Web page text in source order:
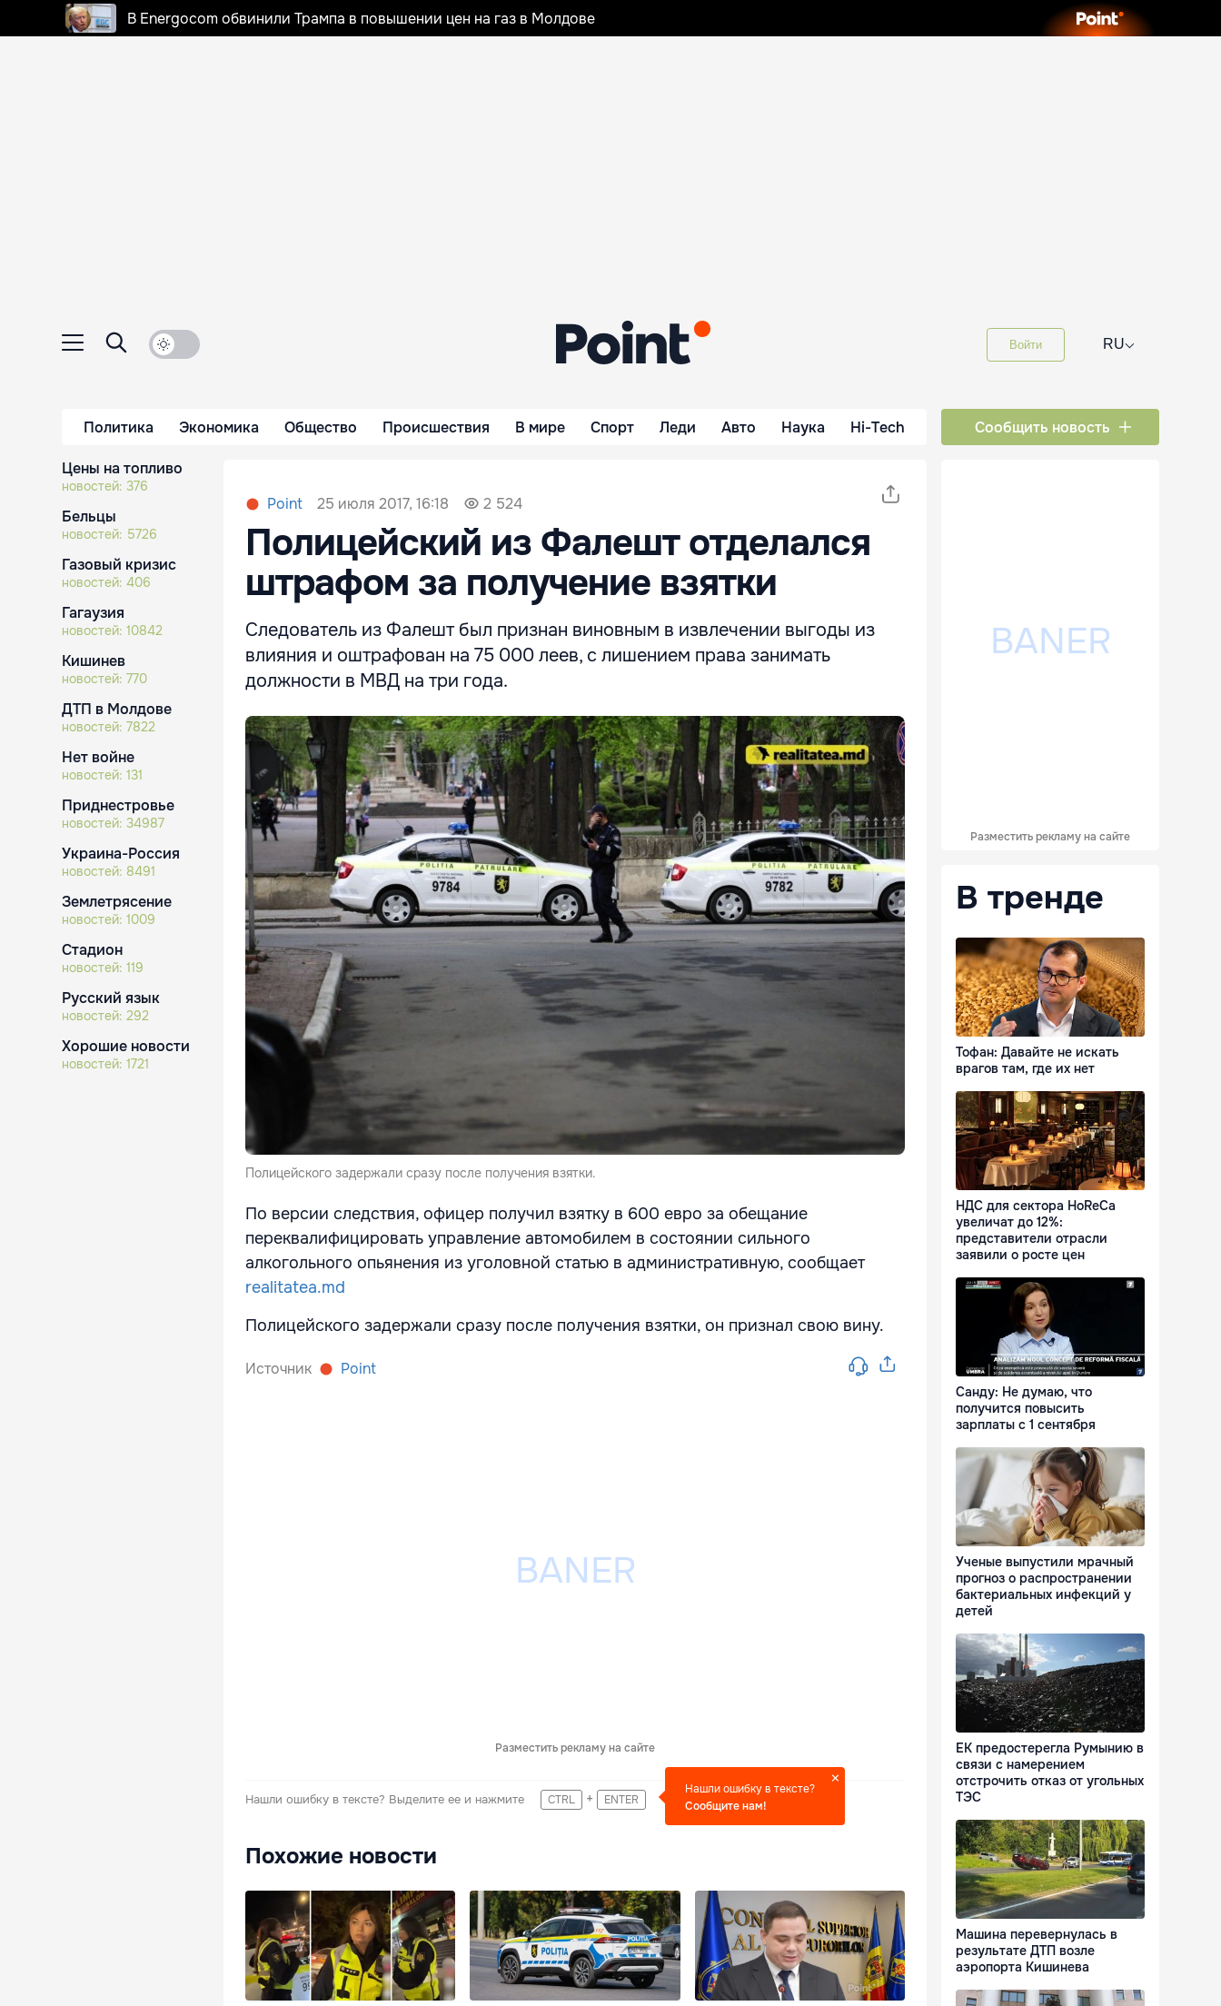
В Energocom обвинили Трампа в повышении цен на газ в Молдове
Войти RU⌵
Политика Экономика Общество Происшествия В мире Спорт Леди Авто Наука Hi-Tech Сообщить новость
Цены на топливо
новостей: 376
Бельцы
новостей: 5726
Газовый кризис
новостей: 406
Гагаузия
новостей: 10842
Кишинев
новостей: 770
ДТП в Молдове
новостей: 7822
Нет войне
новостей: 131
Приднестровье
новостей: 34987
Украина-Россия
новостей: 8491
Землетрясение
новостей: 1009
Стадион
новостей: 119
Русский язык
новостей: 292
Хорошие новости
новостей: 1721
Point 25 июля 2017, 16:18 2 524
Полицейский из Фалешт отделался
штрафом за получение взятки
Следователь из Фалешт был признан виновным в извлечении выгоды из
влияния и оштрафован на 75 000 леев, с лишением права занимать
должности в МВД на три года.
Полицейского задержали сразу после получения взятки.
По версии следствия, офицер получил взятку в 600 евро за обещание
переквалифицировать управление автомобилем в состоянии сильного
алкогольного опьянения из уголовной статью в административную, сообщает
realitatea.md
Полицейского задержали сразу после получения взятки, он признал свою вину.
Источник Point
Разместить рекламу на сайте
Нашли ошибку в тексте? Выделите ее и нажмите CTRL + ENTER
Нашли ошибку в тексте?
Сообщите нам!
Похожие новости
Разместить рекламу на сайте
В тренде
Тофан: Давайте не искать
врагов там, где их нет
НДС для сектора HoReCa
увеличат до 12%:
представители отрасли
заявили о росте цен
Санду: Не думаю, что
получится повысить
зарплаты с 1 сентября
Ученые выпустили мрачный
прогноз о распространении
бактериальных инфекций у
детей
ЕК предостерегла Румынию в
связи с намерением
отстрочить отказ от угольных
ТЭС
Машина перевернулась в
результате ДТП возле
аэропорта Кишинева